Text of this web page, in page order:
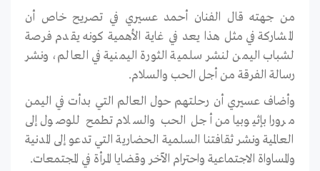
من جهته قال الفنان أحمد عسيري في تصريح خاص أن
المشاركة في مثل هذا يعد في غاية الأهمية كونه يقدم فرصة
لشباب اليمن لنشر سلمية الثورة اليمنية في العالم، ونشر
رسالة الفرقة من أجل الحب والسلام.
وأضاف عسيري أن رحلتهم حول العالم التي بدأت في اليمن
مرورا بإثيوبيا من أجل الحب والسلام تطمح للوصول إلى
العالمية ونشر ثقافتنا السلمية الحضارية التي تدعو إلى المدنية
والمساواة الاجتماعية واحترام الآخر وقضايا المرأة في المجتمعات.